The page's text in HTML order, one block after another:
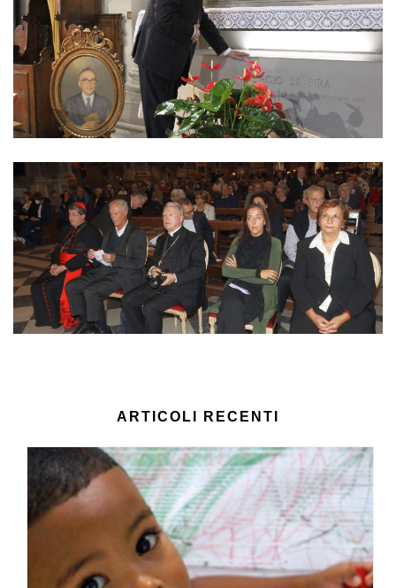
ARTICOLI RECENTI